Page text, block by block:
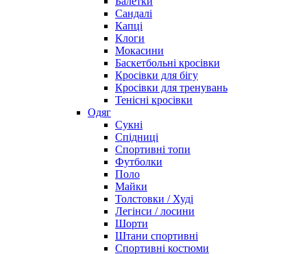
Сандалі
Капці
Клоги
Мокасини
Баскетбольні кросівки
Кросівки для бігу
Кросівки для тренувань
Тенісні кросівки
Одяг
Сукні
Спідниці
Спортивні топи
Футболки
Поло
Майки
Толстовки / Худі
Легінси / лосини
Шорти
Штани спортивні
Спортивні костюми